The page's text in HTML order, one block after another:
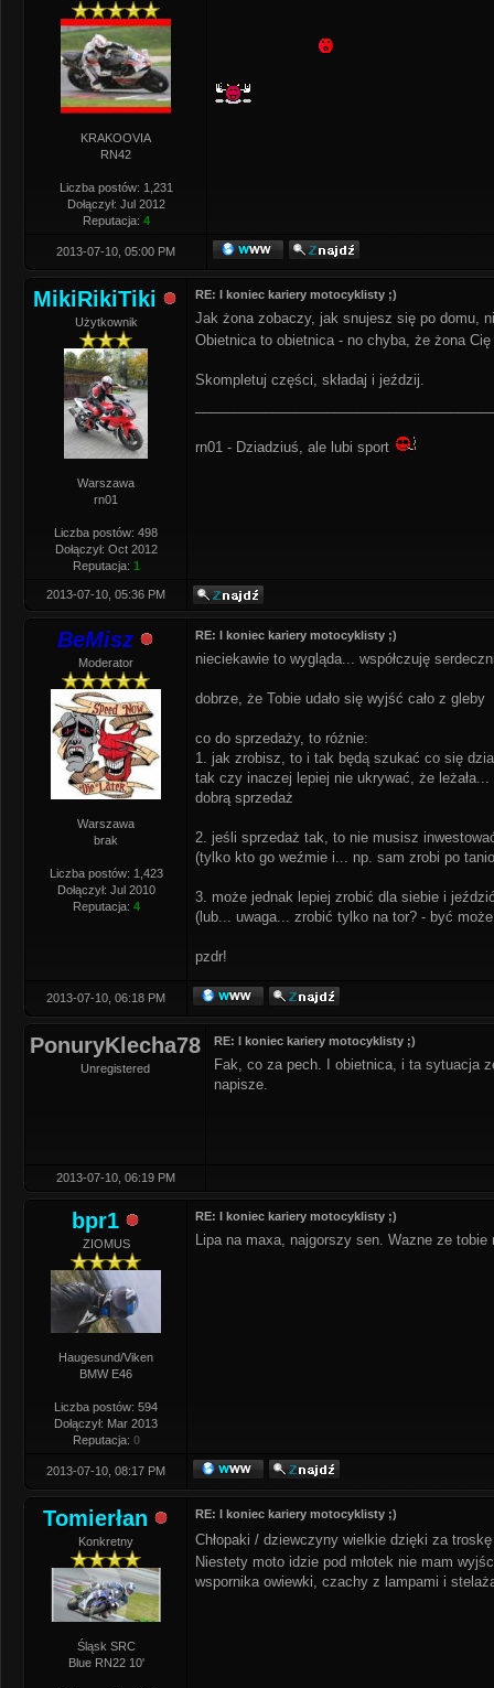
KRAKOOVIA
RN42
Liczba postów: 1,231
Dołączył: Jul 2012
Reputacja: 4
2013-07-10, 05:00 PM
MikiRikiTiki
Użytkownik
Warszawa
rn01
Liczba postów: 498
Dołączył: Oct 2012
Reputacja: 1
RE: I koniec kariery motocyklisty ;)
Jak żona zobaczy, jak snujesz się po domu,
Obietnica to obietnica - no chyba, że żona
Skompletuj części, składaj i jeździj.
rn01 - Dziadziuś, ale lubi sport
2013-07-10, 05:36 PM
BeMisz
Moderator
Warszawa
brak
Liczba postów: 1,423
Dołączył: Jul 2010
Reputacja: 4
RE: I koniec kariery motocyklisty ;)
nieciekawie to wygląda... współczuję
dobrze, że Tobie udało się wyjść cało z gleby
co do sprzedaży, to różnie:
1. jak zrobisz, to i tak będą szukać co się
tak czy inaczej lepiej nie ukrywać, że
dobrą sprzedaż
2. jeśli sprzedaż tak, to nie musisz
(tylko kto go weźmie i... np. sam zrobi po
3. może jednak lepiej zrobić dla siebie i
(lub... uwaga... zrobić tylko na tor? - być
pzdr!
2013-07-10, 06:18 PM
PonuryKlecha78
Unregistered
RE: I koniec kariery motocyklisty ;)
Fak, co za pech. I obietnica, i ta sytuacja
napisze.
2013-07-10, 06:19 PM
bpr1
ZIOMUS
Haugesund/Viken
BMW E46
Liczba postów: 594
Dołączył: Mar 2013
Reputacja: 0
RE: I koniec kariery motocyklisty ;)
Lipa na maxa, najgorszy sen. Wazne ze
2013-07-10, 08:17 PM
Tomierłan
Konkretny
Śląsk SRC
Blue RN22 10'
RE: I koniec kariery motocyklisty ;)
Chłopaki / dziewczyny wielkie dzięki za
Niestety moto idzie pod młotek nie mam
wspornika owiewki, czachy z lampami i